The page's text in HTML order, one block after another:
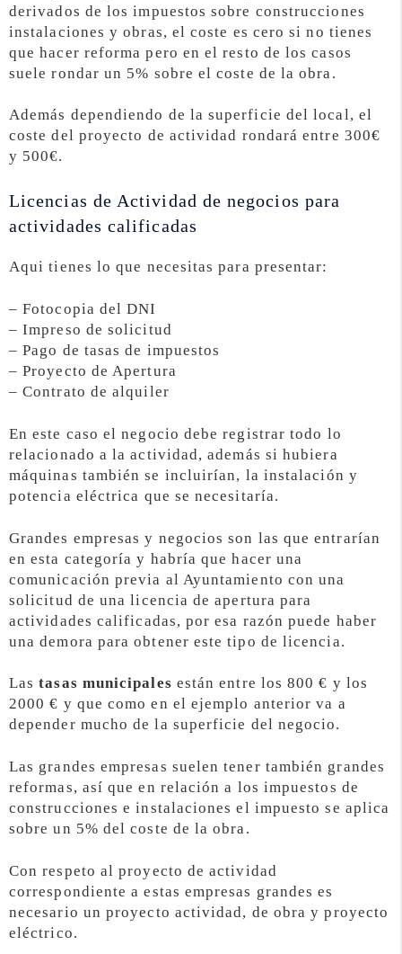
derivados de los impuestos sobre construcciones
instalaciones y obras, el coste es cero si no tienes
que hacer reforma pero en el resto de los casos
suele rondar un 5% sobre el coste de la obra.
Además dependiendo de la superficie del local, el
coste del proyecto de actividad rondará entre 300€
y 500€.
Licencias de Actividad de negocios para
actividades calificadas
Aqui tienes lo que necesitas para presentar:
– Fotocopia del DNI
– Impreso de solicitud
– Pago de tasas de impuestos
– Proyecto de Apertura
– Contrato de alquiler
En este caso el negocio debe registrar todo lo
relacionado a la actividad, además si hubiera
máquinas también se incluirían, la instalación y
potencia eléctrica que se necesitaría.
Grandes empresas y negocios son las que entrarían
en esta categoría y habría que hacer una
comunicación previa al Ayuntamiento con una
solicitud de una licencia de apertura para
actividades calificadas, por esa razón puede haber
una demora para obtener este tipo de licencia.
Lastasas municipales están entre los 800 € y los
2000 € y que como en el ejemplo anterior va a
depender mucho de la superficie del negocio.
Las grandes empresas suelen tener también grandes
reformas, así que en relación a los impuestos de
construcciones e instalaciones el impuesto se aplica
sobre un 5% del coste de la obra.
Con respeto al proyecto de actividad
correspondiente a estas empresas grandes es
necesario un proyecto actividad, de obra y proyecto
eléctrico.